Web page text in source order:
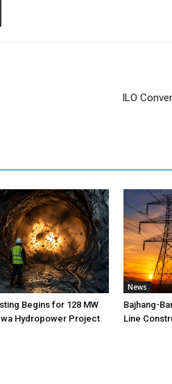
ILO
Begins for 128 MW
Hydropower Project
News
Bajhang-
Line